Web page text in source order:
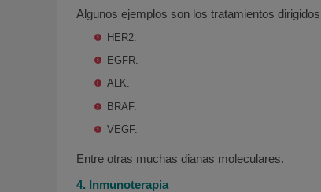
Algunos ejemplos son los tratamientos
HER2.
EGFR.
ALK.
BRAF.
VEGF.
Entre otras muchas dianas moleculares.
4. Inmunoterapia